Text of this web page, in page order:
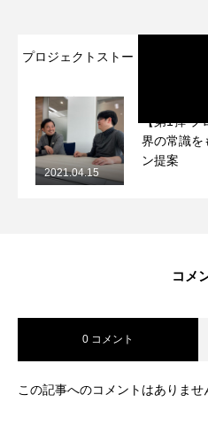
プロジェクトストー
リー
【第1弾 プ
界の常識を
ン提案
2021.04.15
コメ
0 コメント
この記事へのコメントはありませ